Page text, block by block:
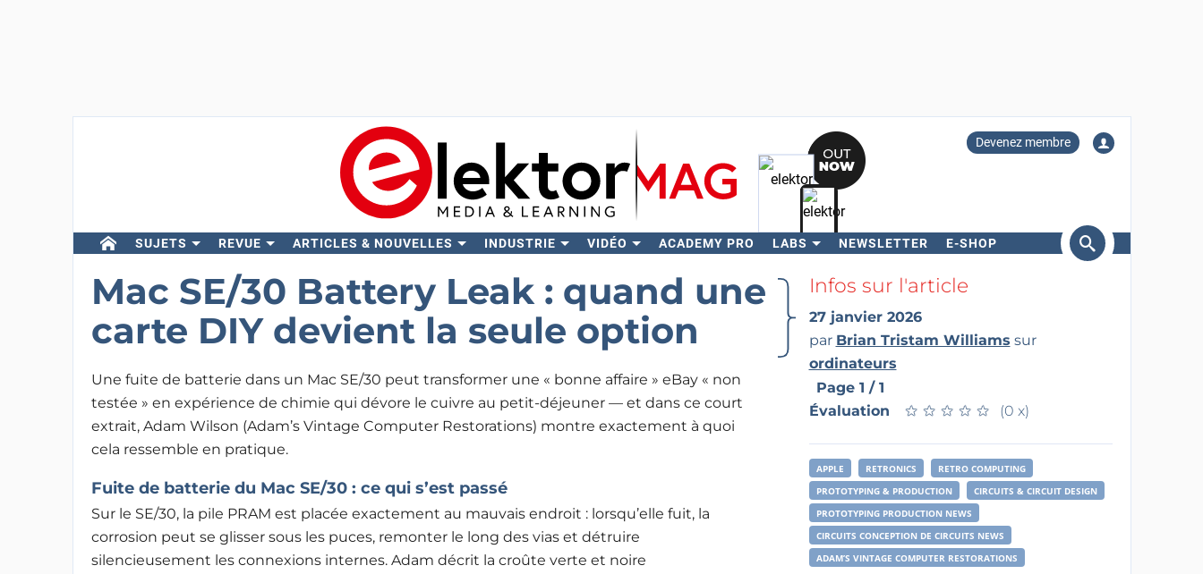
Devenez membre
SUJETS REVUE ARTICLES & NOUVELLES INDUSTRIE VIDÉO ACADEMY PRO LABS NEWSLETTER E-SHOP
Rechercher
Mac SE/30 Battery Leak : quand une
carte DIY devient la seule option
Une fuite de batterie dans un Mac SE/30 peut transformer une « bonne affaire » eBay « non
testée » en expérience de chimie qui dévore le cuivre au petit-déjeuner — et dans ce court
extrait, Adam Wilson (Adam’s Vintage Computer Restorations) montre exactement à quoi
cela ressemble en pratique.
Fuite de batterie du Mac SE/30 : ce qui s’est passé
Sur le SE/30, la pile PRAM est placée exactement au mauvais endroit : lorsqu’elle fuit, la
corrosion peut se glisser sous les puces, remonter le long des vias et détruire
silencieusement les connexions internes. Adam décrit la croûte verte et noire
Infos sur l'article
27 janvier 2026
par Brian Tristam Williams sur
ordinateurs
Page 1 / 1
Évaluation
★ ★ ★ ★ ★
★ ★ ★ ★ ★ (0 x)
APPLE RETRONICS
RETRO COMPUTING
PROTOTYPING & PRODUCTION
CIRCUITS & CIRCUIT DESIGN
PROTOTYPING PRODUCTION NEWS
CIRCUITS CONCEPTION DE CIRCUITS NEWS
ADAM’S VINTAGE COMPUTER RESTORATIONS